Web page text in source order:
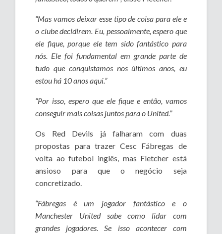
“Mas vamos deixar esse tipo de coisa para ele e
o clube decidirem. Eu, pessoalmente, espero que
ele fique, porque ele tem sido fantástico para
nós. Ele foi fundamental em grande parte de
tudo que conquistamos nos últimos anos, eu
estou há 10 anos aqui.”
“Por isso, espero que ele fique e então, vamos
conseguir mais coisas juntos para o United.”
Os Red Devils já falharam com duas
propostas para trazer Cesc Fábregas de
volta ao futebol inglês, mas Fletcher está
ansioso para que o negócio seja
concretizado.
“Fábregas é um jogador fantástico e o
Manchester United sabe como lidar com
grandes jogadores. Se isso acontecer com